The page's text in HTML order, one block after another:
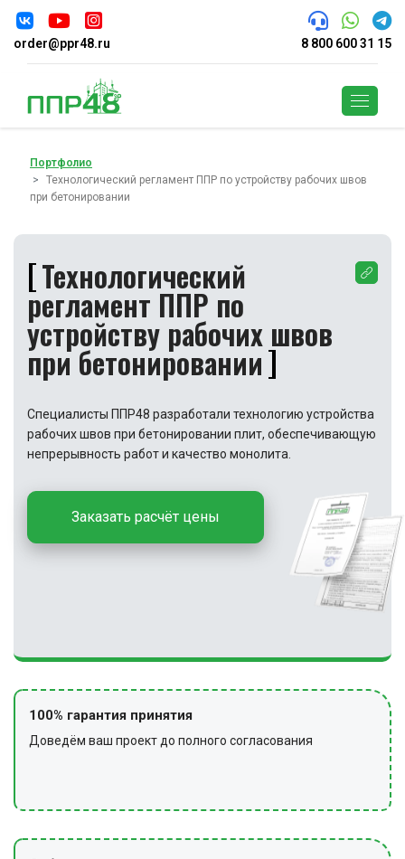
order@ppr48.ru 8 800 600 31 15
Портфолио
Технологический регламент ППР по устройству рабочих швов
при бетонировании
Технологический
регламент ППР по
устройству рабочих швов
при бетонировании
Специалисты ППР48 разработали технологию устройства
рабочих швов при бетонировании плит, обеспечивающую
непрерывность работ и качество монолита.
Заказать расчёт цены
100% гарантия принятия
Доведём ваш проект до полного согласования